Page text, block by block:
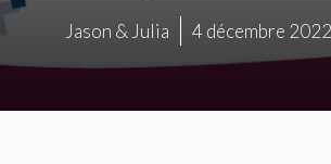
Jason & Julia 4 décembre 2022